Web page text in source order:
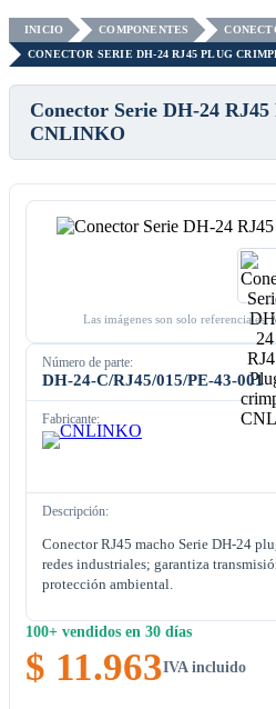
INICIO COMPONENTES
CONECTOR SERIE DH-24 RJ45 PLUG
Conector Serie DH-24
CNLINKO
Las imágenes son solo referenciales.
Número de parte:
DH-24-C/RJ45/015/PE-43-001
Fabricante:
Descripción:
Conector RJ45 macho Serie DH-24
redes industriales; garantiza
protección ambiental.
100+ vendidos en 30 días
$ 11.963IVA incluido